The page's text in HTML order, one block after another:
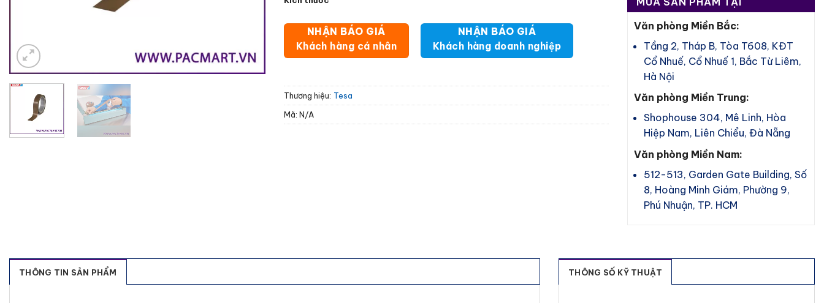
NHẬN BÁO GIÁ
Khách hàng cá nhân
NHẬN BÁO GIÁ
Khách hàng doanh nghiệp
Thương hiệu: Tesa
Mã: N/A
Văn phòng Miền Bắc:
Tầng 2, Tháp B, Tòa T608, KĐT
Cổ Nhuế, Cổ Nhuế 1, Bắc Từ Liêm,
Hà Nội
Văn phòng Miền Trung:
Shophouse 304, Mê Linh, Hòa
Hiệp Nam, Liên Chiểu, Đà Nẵng
Văn phòng Miền Nam:
512-513, Garden Gate Building, Số
8, Hoàng Minh Giám, Phường 9,
Phú Nhuận, TP. HCM
THÔNG TIN SẢN PHẨM THÔNG SỐ KỸ THUẬT